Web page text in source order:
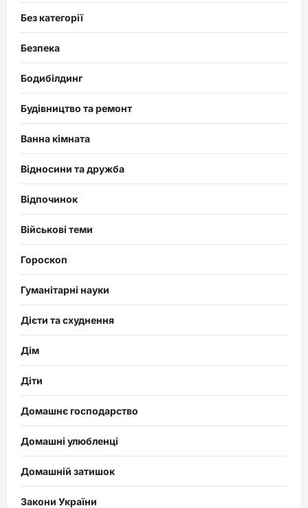
Без категорії
Безпека
Бодибілдинг
Будівництво та ремонт
Ванна кімната
Відносини та дружба
Відпочинок
Військові теми
Гороскоп
Гуманітарні науки
Дієти та схуднення
Дім
Діти
Домашнє господарство
Домашні улюбленці
Домашній затишок
Закони України